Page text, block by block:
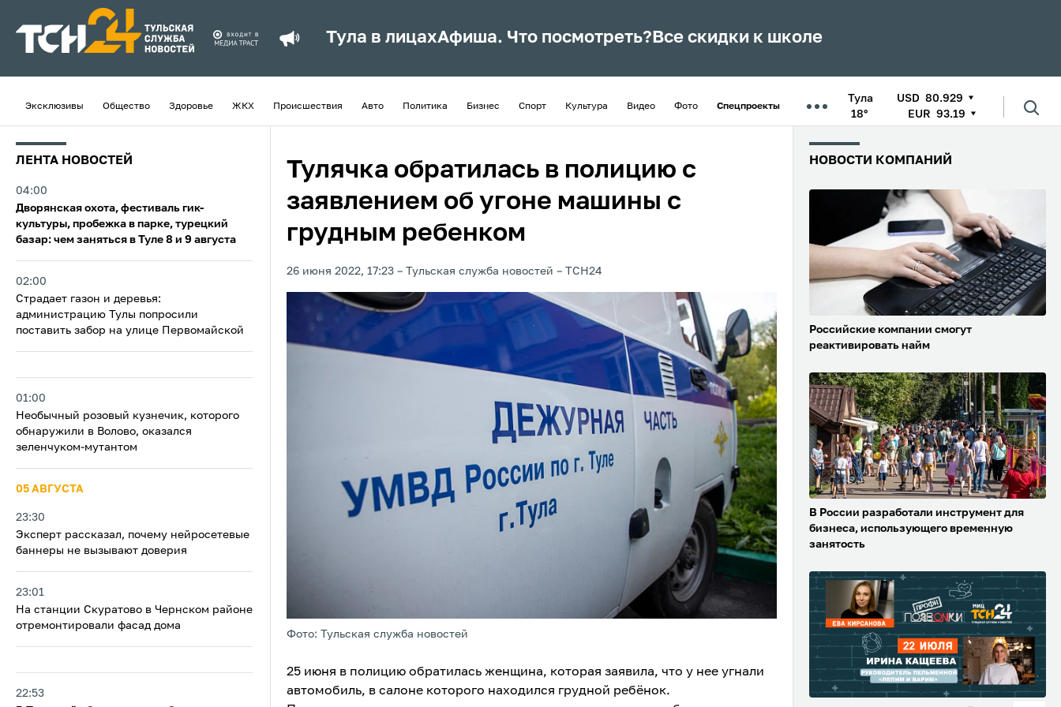
Тула в лицахАфиша. Что посмотреть? Все скидки к школе
Эксклюзивы Общество Здоровье ЖКХ Происшествия Авто Политика Бизнес Спорт Культура Видео Фото Спецпроекты
Тула
18°
USD 80.929
EUR 93.19
ЛЕНТА НОВОСТЕЙ
04:00
Дворянская охота, фестиваль гик-
культуры, пробежка в парке, турецкий
базар: чем заняться в Туле 8 и 9 августа
02:00
Страдает газон и деревья:
администрацию Тулы попросили
поставить забор на улице Первомайской
01:00
Необычный розовый кузнечик, которого
обнаружили в Волово, оказался
зеленчуком-мутантом
05 АВГУСТА
23:30
Эксперт рассказал, почему нейросетевые
баннеры не вызывают доверия
23:01
На станции Скуратово в Чернском районе
отремонтировали фасад дома
22:53
Тулячка обратилась в полицию с
заявлением об угоне машины с
грудным ребенком
26 июня 2022, 17:23 Тульская служба новостей ТСН24
Фото: Тульская служба новостей
25 июня в полицию обратилась женщина, которая заявила, что у нее угнали
автомобиль, в салоне которого находился грудной ребёнок.
НОВОСТИ КОМПАНИЙ
Российские компании смогут
реактивировать найм
В России разработали инструмент для
бизнеса, использующего временную
занятость